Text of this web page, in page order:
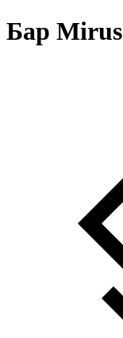
Бар Mirus